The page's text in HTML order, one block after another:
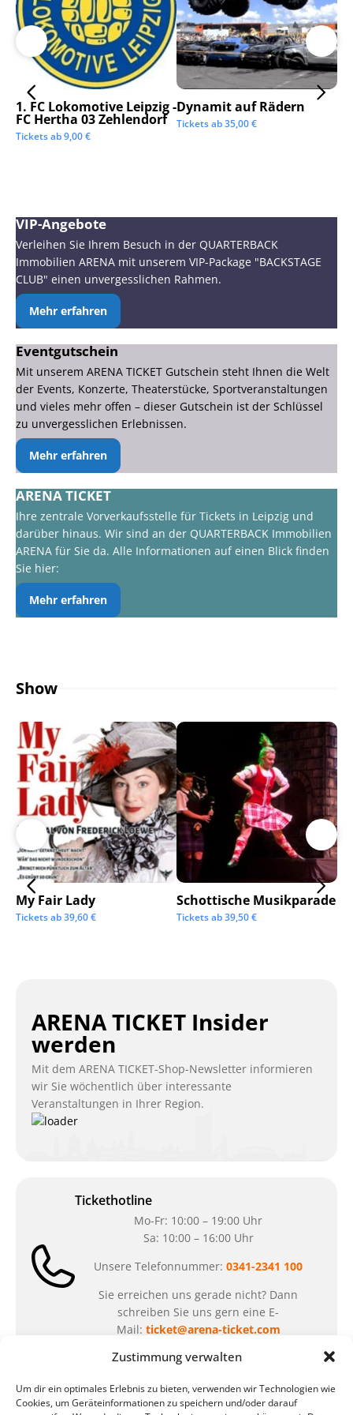
Zustimmung verwalten
Um dir ein optimales Erlebnis zu bieten, verwenden wir Technologien wie
Cookies, um Geräteinformationen zu speichern und/oder darauf
1. FC Lokomotive Leipzig -
FC Hertha 03 Zehlendorf
Tickets ab9,00€
Dynamit auf Rädern
Tickets ab35,00€
VIP-Angebote
Verleihen Sie Ihrem Besuch in der QUARTERBACK
Immobilien ARENA mit unserem VIP-Package "BACKSTAGE
CLUB" einen unvergesslichen Rahmen.
Mehr erfahren
Eventgutschein
Mit unserem ARENA TICKET Gutschein steht Ihnen die Welt
der Events, Konzerte, Theaterstücke, Sportveranstaltungen
und vieles mehr offen – dieser Gutschein ist der Schlüssel
zu unvergesslichen Erlebnissen.
Mehr erfahren
ARENA TICKET
Ihre zentrale Vorverkaufsstelle für Tickets in Leipzig und
darüber hinaus. Wir sind an der QUARTERBACK Immobilien
ARENA für Sie da. Alle Informationen auf einen Blick finden
Sie hier:
Mehr erfahren
Show
My Fair Lady
Tickets ab39,60€
Schottische Musikparade
Tickets ab39,50€
ARENA TICKET Insider
werden
Mit dem ARENA TICKET-Shop-Newsletter informieren
wir Sie wöchentlich über interessante
Veranstaltungen in Ihrer Region.
Tickethotline
Mo-Fr: 10:00 – 19:00 Uhr
Sa: 10:00 – 16:00 Uhr
Unsere Telefonnummer: 0341-2341 100
Sie erreichen uns gerade nicht? Dann
schreiben Sie uns gern eine E-
Mail: ticket@arena-ticket.com
unsere Sonderöffnungszeiten im Sommer: